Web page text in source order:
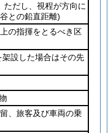
だし、視程が方向に
との鉛直距離)
の指揮をとるべき区
設した場合はその先
、旅客及び車両の乗